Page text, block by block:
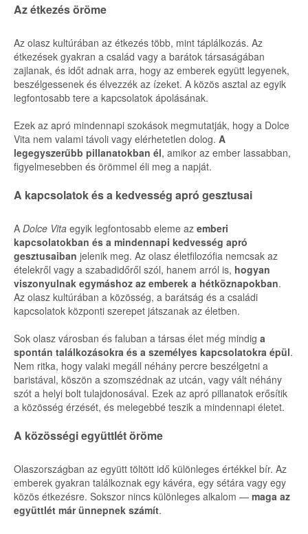
Az étkezés öröme
Az olasz kultúrában az étkezés több, mint táplálkozás. Az
étkezések gyakran a család vagy a barátok társaságában
zajlanak, és időt adnak arra, hogy az emberek együtt legyenek,
beszélgessenek és élvezzék az ízeket. A közös asztal az egyik
legfontosabb tere a kapcsolatok ápolásának.
Ezek az apró mindennapi szokások megmutatják, hogy a Dolce
Vita nem valami távoli vagy elérhetetlen dolog. A
legegyszerűbb pillanatokban él, amikor az ember lassabban,
figyelmesebben és örömmel éli meg a napját.
A kapcsolatok és a kedvesség apró gesztusai
A Dolce Vita egyik legfontosabb eleme az emberi
kapcsolatokban és a mindennapi kedvesség apró
gesztusaiban jelenik meg. Az olasz életfilozófia nemcsak az
ételekről vagy a szabadidőről szól, hanem arról is, hogyan
viszonyulnak egymáshoz az emberek a hétköznapokban.
Az olasz kultúrában a közösség, a barátság és a családi
kapcsolatok központi szerepet játszanak az életben.
Sok olasz városban és faluban a társas élet még mindig a
spontán találkozásokra és a személyes kapcsolatokra épül.
Nem ritka, hogy valaki megáll néhány percre beszélgetni a
baristával, köszön a szomszédnak az utcán, vagy vált néhány
szót a helyi bolt tulajdonosával. Ezek az apró pillanatok erősítik
a közösség érzését, és melegebbé teszik a mindennapi életet.
A közösségi együttlét öröme
Olaszországban az együtt töltött idő különleges értékkel bír. Az
emberek gyakran találkoznak egy kávéra, egy sétára vagy egy
közös étkezésre. Sokszor nincs különleges alkalom — maga az
együttlét már ünnepnek számít.